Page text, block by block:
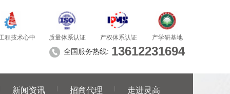
程技术心中 质量体系认证 产权体系认证 产学研基地
全国服务热线: 13612231694
新闻资讯 招商代理 走进灵高